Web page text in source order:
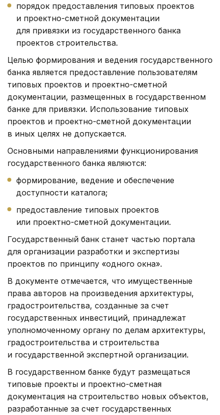
порядок предоставления типовых проектов
и проектно-сметной документации
для привязки из государственного банка
проектов строительства.
Целью формирования и ведения государственного
банка является предоставление пользователям
типовых проектов и проектно-сметной
документации, размещенных в государственном
банке для привязки. Использование типовых
проектов и проектно-сметной документации
в иных целях не допускается.
Основными направлениями функционирования
государственного банка являются:
формирование, ведение и обеспечение
доступности каталога;
предоставление типовых проектов
или проектно-сметной документации.
Государственный банк станет частью портала
для организации разработки и экспертизы
проектов по принципу «одного окна».
В документе отмечается, что имущественные
права авторов на произведения архитектуры,
градостроительства, созданные за счет
государственных инвестиций, принадлежат
уполномоченному органу по делам архитектуры,
градостроительства и строительства
и государственной экспертной организации.
В государственном банке будут размещаться
типовые проекты и проектно-сметная
документация на строительство новых объектов,
разработанные за счет государственных